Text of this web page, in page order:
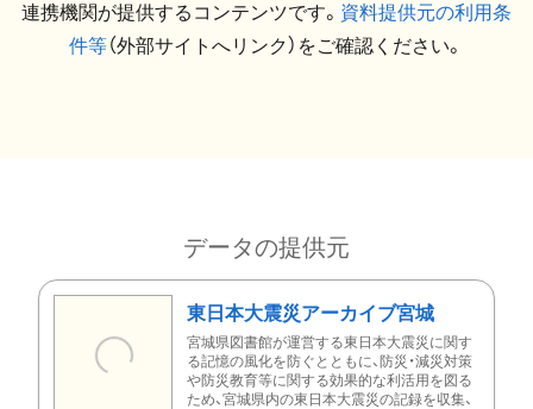
連携機関が提供するコンテンツです。 資料提供元の利用条
件等（外部サイトへリンク）をご確認ください。
データの提供元
東日本大震災アーカイブ宮城
宮城県図書館が運営する東日本大震災に関す
る記憶の風化を防ぐとともに、防災・減災対策
や防災教育等に関する効果的な利活用を図る
ため、宮城県内の東日本大震災の記録を収集、